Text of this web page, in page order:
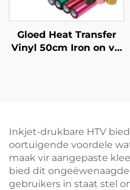
Gloed Heat Transfer
Vinyl 50cm Iron on vir
Inkjet-drukbare HTV
oortuigende voordele
maak vir aangepaste
bied dit
gebruikers in staat stel